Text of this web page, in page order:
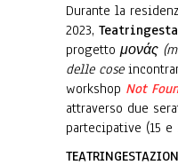
Durante la
2023,
progetto μονάς
delle cose
workshop Not
attraverso due
partecipative (15 e